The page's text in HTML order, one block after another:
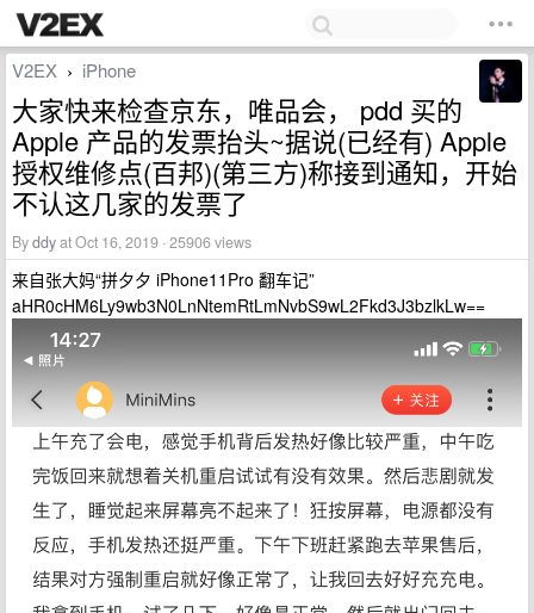
V2EX › iPhone
大家快来检查京东，唯品会， pdd 买的
Apple 产品的发票抬头~据说(已经有) Apple
授权维修点(百邦)(第三方)称接到通知，开始
不认这几家的发票了
Byddyat Oct 16, 2019 · 25906 views
来自张大妈“拼夕夕 iPhone11Pro 翻车记”
aHR0cHM6Ly9wb3N0LnNtemRtLmNvbS9wL2Fkd3J3bzlkLw==